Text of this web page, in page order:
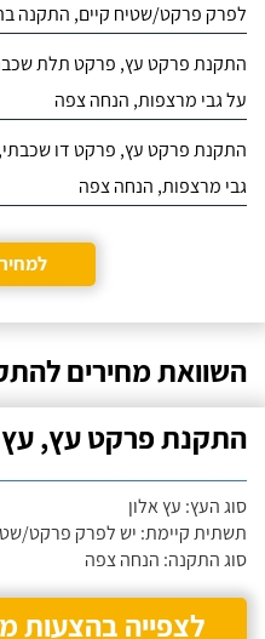
לפרק פרקט/שטיח קיים, התקנה
התקנת פרקט עץ, פרקט תלת
על גבי מרצפות, הנחה צפה
התקנת פרקט עץ, פרקט דו
גבי מרצפות, הנחה צפה
השוואת מחירים
התקנת פרקט עץ, עץ
סוג העץ: עץ אלון
תשתית קיימת: יש לפרק פרקט/
סוג התקנה: הנחה צפה
לצפייה בהצעות